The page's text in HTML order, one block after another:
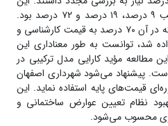
ارقام برای بخش تجاری به ترتیب ۹ درصد، ۱۹ درصد و ۷۲ درصد بود.
مدل ترکیبی پیشنهادی پژوهش که در آن ۷۰ درصد به قیمت کارشناسی و
شد، توانست به طور معناداری این
مطالعه مؤید کارایی مدل ترکیبی در
پیشنهاد می‌شود شهرداری اصفهان
قیمت‌های پایه استفاده نماید. این
نظام تعیین عوارض ساختمانی و
محسوب می‌شود.